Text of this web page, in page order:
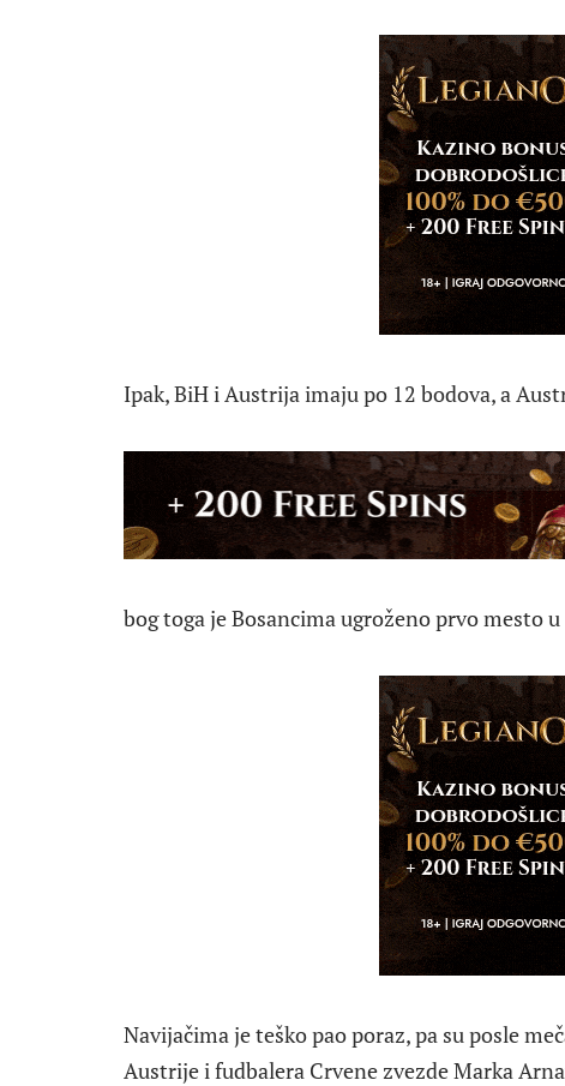
Ipak, BiH i Austrija imaju po 12 bodova, a
bog toga je Bosancima ugroženo prvo mesto
Navijačima je teško pao poraz, pa su posle
Austrije i fudbalera Crvene zvezde Marka